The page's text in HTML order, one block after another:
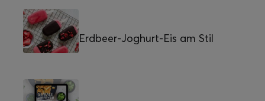
Erdbeer-Joghurt-Eis am Stil